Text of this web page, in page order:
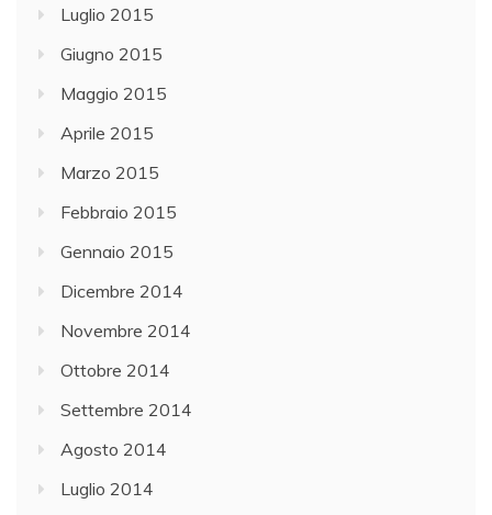
Luglio 2015
Giugno 2015
Maggio 2015
Aprile 2015
Marzo 2015
Febbraio 2015
Gennaio 2015
Dicembre 2014
Novembre 2014
Ottobre 2014
Settembre 2014
Agosto 2014
Luglio 2014